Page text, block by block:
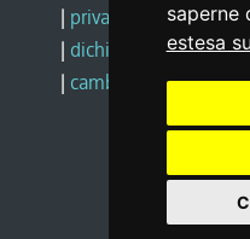
saperne
estesa
| privacy
social
| dichiarazione di
| cambio preferenze